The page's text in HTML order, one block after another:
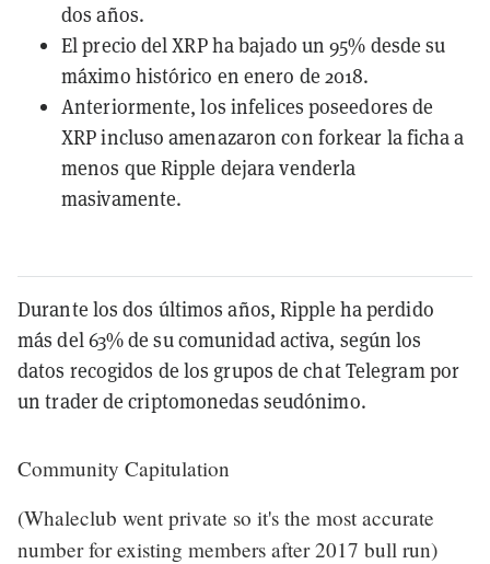
dos años.
El precio del XRP ha bajado un 95% desde su
máximo histórico en enero de 2018.
Anteriormente, los infelices poseedores de
XRP incluso amenazaron con forkear la ficha a
menos que Ripple dejara venderla
masivamente.
Durante los dos últimos años, Ripple ha perdido
más del 63% de su comunidad activa, según los
datos recogidos de los grupos de chat Telegram por
un trader de criptomonedas seudónimo.
Community Capitulation
(Whaleclub went private so it's the most accurate
number for existing members after 2017 bull run)